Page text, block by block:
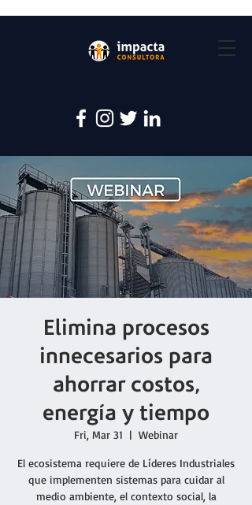
Elimina procesos
innecesarios para
ahorrar costos,
energía y tiempo
Fri, Mar 31
  |
Webinar
El ecosistema requiere de Líderes Industriales
que implementen sistemas para cuidar al
medio ambiente, el contexto social, la